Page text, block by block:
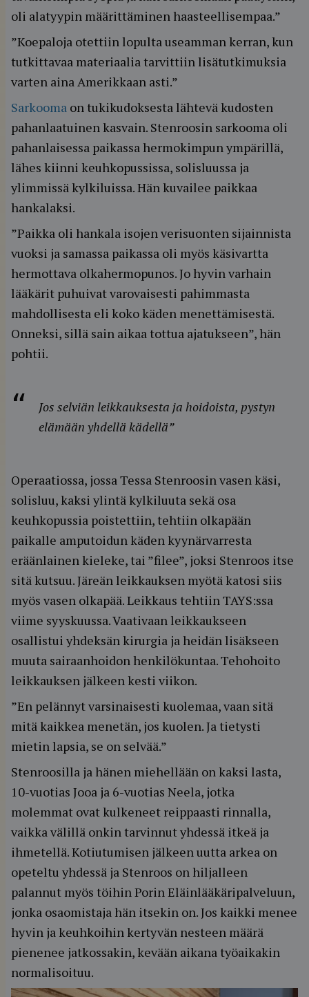
oli alatyypin määrittäminen haasteellisempaa.”
”Koepaloja otettiin lopulta useamman kerran, kun
tutkittavaa materiaalia tarvittiin lisätutkimuksia
varten aina Amerikkaan asti.”
Sarkooma on tukikudoksesta lähtevä kudosten
pahanlaatuinen kasvain. Stenroosin sarkooma oli
pahanlaisessa paikassa hermokimpun ympärillä,
lähes kiinni keuhkopussissa, solisluussa ja
ylimmissä kylkiluissa. Hän kuvailee paikkaa
hankalaksi.
”Paikka oli hankala isojen verisuonten sijainnista
vuoksi ja samassa paikassa oli myös käsivartta
hermottava olkahermopunos. Jo hyvin varhain
lääkärit puhuivat varovaisesti pahimmasta
mahdollisesta eli koko käden menettämisestä.
Onneksi, sillä sain aikaa tottua ajatukseen”, hän
pohtii.
Jos selviän leikkauksesta ja hoidoista, pystyn
elämään yhdellä kädellä”
Operaatiossa, jossa Tessa Stenroosin vasen käsi,
solisluu, kaksi ylintä kylkiluuta sekä osa
keuhkopussia poistettiin, tehtiin olkapään
paikalle amputoidun käden kyynärvarresta
eräänlainen kieleke, tai ”filee”, joksi Stenroos itse
sitä kutsuu. Järeän leikkauksen myötä katosi siis
myös vasen olkapää. Leikkaus tehtiin TAYS:ssa
viime syyskuussa. Vaativaan leikkaukseen
osallistui yhdeksän kirurgia ja heidän lisäkseen
muuta sairaanhoidon henkilökuntaa. Tehohoito
leikkauksen jälkeen kesti viikon.
”En pelännyt varsinaisesti kuolemaa, vaan sitä
mitä kaikkea menetän, jos kuolen. Ja tietysti
mietin lapsia, se on selvää.”
Stenroosilla ja hänen miehellään on kaksi lasta,
10-vuotias Jooa ja 6-vuotias Neela, jotka
molemmat ovat kulkeneet reippaasti rinnalla,
vaikka välillä onkin tarvinnut yhdessä itkeä ja
ihmetellä. Kotiutumisen jälkeen uutta arkea on
opeteltu yhdessä ja Stenroos on hiljalleen
palannut myös töihin Porin Eläinlääkäripalveluun,
jonka osaomistaja hän itsekin on. Jos kaikki menee
hyvin ja keuhkoihin kertyvän nesteen määrä
pienenee jatkossakin, kevään aikana työaikakin
normalisoituu.